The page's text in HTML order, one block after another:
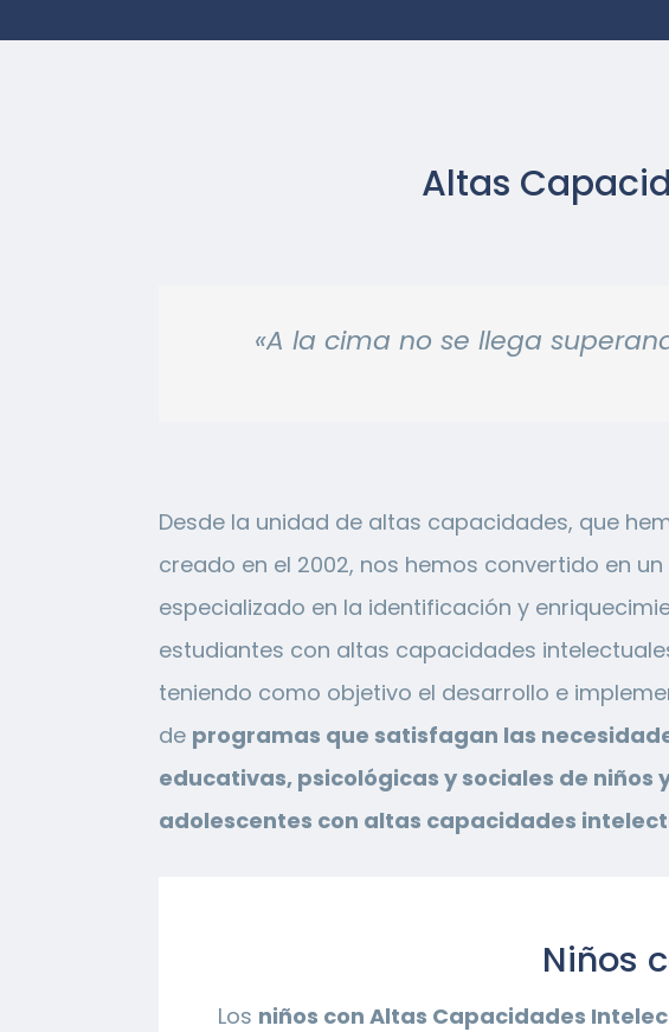
Altas
«A la cima no se llega
Desde la unidad de altas capacidades, que
creado en el 2002, nos hemos convertido en
especializado en la identificación y
estudiantes con altas capacidades
teniendo como objetivo el desarrollo e
de programas que satisfagan las
educativas, psicológicas y sociales de niños
adolescentes con altas capacidades
Niños
Los niños con Altas Capacidades